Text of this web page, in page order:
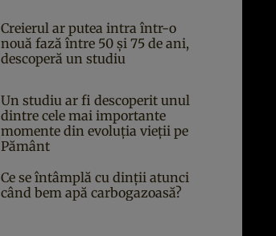
Creierul ar putea intra într-o
nouă fază între 50 și 75 de ani,
descoperă un studiu
Un studiu ar fi descoperit unul
dintre cele mai importante
momente din evoluția vieții pe
Pământ
Ce se întâmplă cu dinții atunci
când bem apă carbogazoasă?